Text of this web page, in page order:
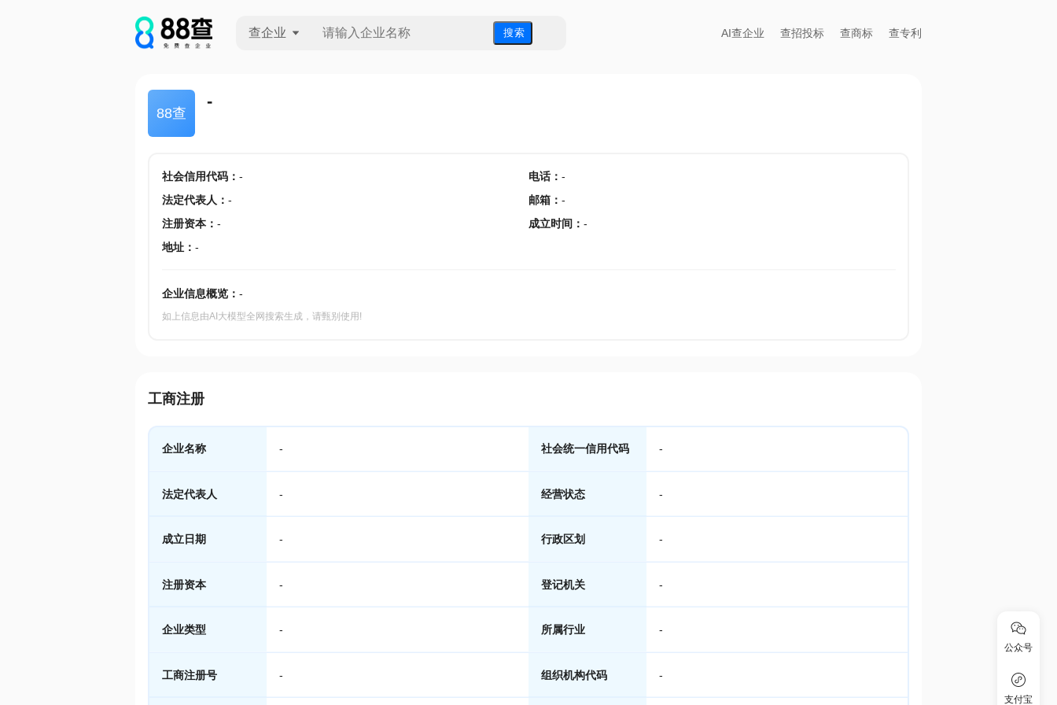
查企业 搜 索 AI查企业 查招投标 查商标 查专利
88查
-
社会信用代码： - 电话： -
法定代表人 ： - 邮箱 ： -
注册资本： - 成立时间 ： -
地址： -
企业信息概览： -
如上信息由AI大模型全网搜索生成，请甄别使用!
工商注册
企业名称 - 社会统一信用代码 -
法定代表人 - 经营状态 -
成立日期 - 行政区划 -
注册资本 - 登记机关 -
企业类型 - 所属行业 -
工商注册号 - 组织机构代码 -
公众号
支付宝